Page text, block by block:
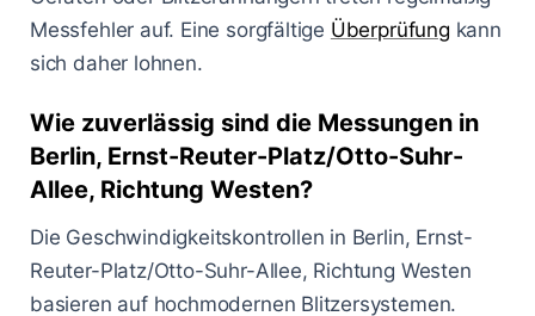
Messfehler auf. Eine sorgfältige Überprüfung kann
sich daher lohnen.
Wie zuverlässig sind die Messungen in
Berlin, Ernst-Reuter-Platz/Otto-Suhr-
Allee, Richtung Westen?
Die Geschwindigkeitskontrollen in Berlin, Ernst-
Reuter-Platz/Otto-Suhr-Allee, Richtung Westen
basieren auf hochmodernen Blitzersystemen.